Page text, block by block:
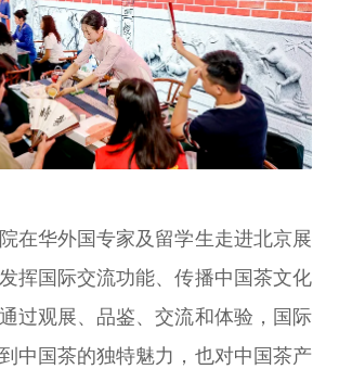
在华外国专家及留学生走进北京展
挥国际交流功能、传播中国茶文化
过观展、品鉴、交流和体验，国际
中国茶的独特魅力，也对中国茶产